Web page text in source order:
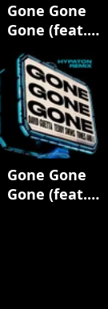
Gone Gone
Gone (feat.
Teddy Swims)
Dawe
Remix]
Gone Gone
Gone (feat.